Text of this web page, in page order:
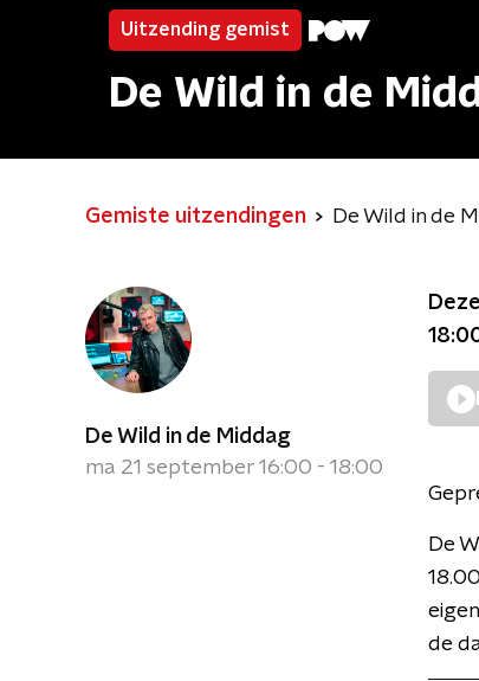
Uitzending gemist
De Wild in de
Gemiste uitzendingen De Wild in de
De Wild in de Middag
ma 21 september 16:00 - 18:00
De
de